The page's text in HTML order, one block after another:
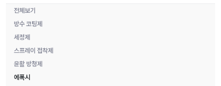
전체보기
방수 코팅제
세정제
스프레이 접착제
윤활 방청제
에폭시